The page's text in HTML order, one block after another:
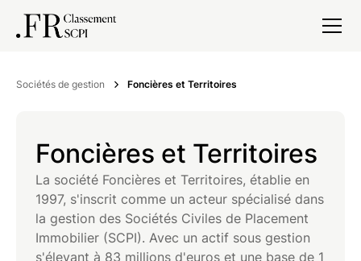
Sociétés de gestion Foncières et Territoires
Foncières et Territoires
La société Foncières et Territoires, établie en
1997, s'inscrit comme un acteur spécialisé dans
la gestion des Sociétés Civiles de Placement
Immobilier (SCPI). Avec un actif sous gestion
s'élevant à 83 millions d'euros et une base de 1